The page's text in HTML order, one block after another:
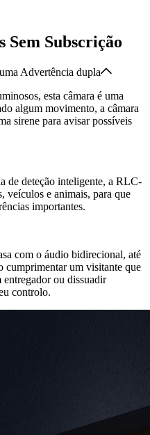
Sem Subscrição
Advertência dupla
esta câmara é uma
algum movimento, a câmara
sirene para avisar possíveis
de deteção inteligente, a RLC-
veículos e animais, para que
importantes.
com o áudio bidirecional, até
cumprimentar um visitante que
entregador ou dissuadir
controlo.